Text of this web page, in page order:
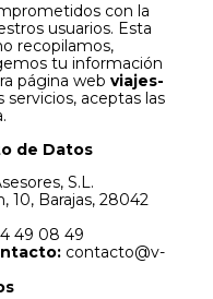
con la
usuarios. Esta
recopilamos,
tu información
página web viajes-
servicios, aceptas las
de Datos
S.L.
10, Barajas, 28042
49 08 49
contacto@v-